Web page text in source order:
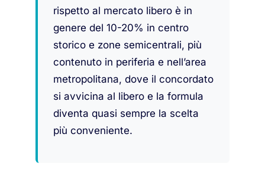
rispetto al mercato libero è in
genere del 10-20% in centro
storico e zone semicentrali, più
contenuto in periferia e nell’area
metropolitana, dove il concordato
si avvicina al libero e la formula
diventa quasi sempre la scelta
più conveniente.